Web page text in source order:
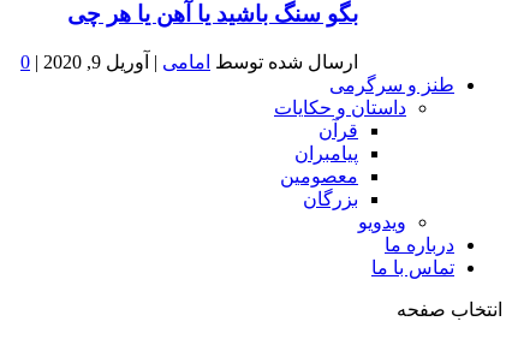
بگو سنگ باشید یا آهن یا هر چی
ارسال شده توسط امامی | آوریل 9, 2020 |
0
طنز و سرگرمی
داستان و حکایات
قرآن
پیامبران
معصومین
بزرگان
ویدویو
درباره ما
تماس با ما
انتخاب صفحه